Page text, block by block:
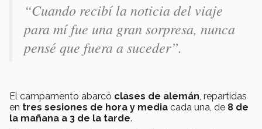
“Cuando recibí la noticia del viaje
para mí fue una gran sorpresa, nunca
pensé que fuera a suceder”.
El campamento abarcó clases de alemán, repartidas
en tres sesiones de hora y media cada una, de 8 de
la mañana a 3 de la tarde.